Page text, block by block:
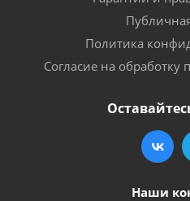
Политика
Согласие на
Наши